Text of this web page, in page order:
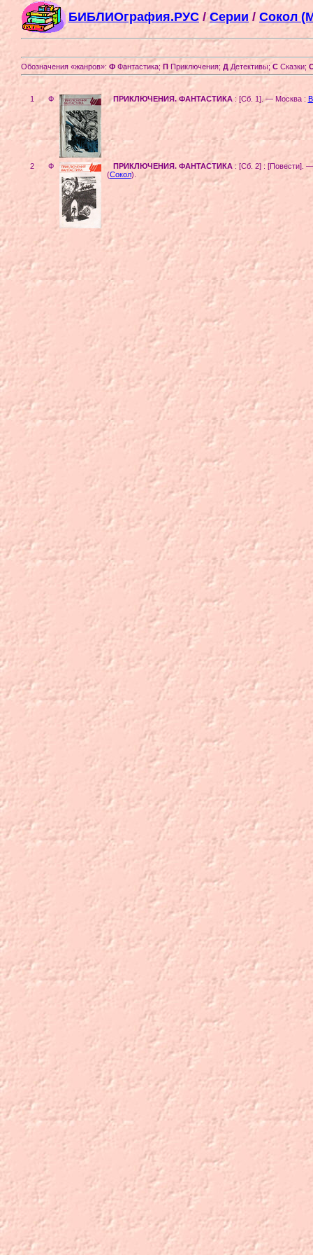
БИБЛИОграфия.РУС /Серии / Сокол
Обозначения «жанров»: Ф Фантастика; П Приключения; Д Детективы; С Сказки;
1 Ф ПРИКЛЮЧЕНИЯ. ФАНТАСТИКА: [Сб. 1]. — Москва :
2 Ф ПРИКЛЮЧЕНИЯ. ФАНТАСТИКА: [Сб. 2] : [Повести].
(Сокол)